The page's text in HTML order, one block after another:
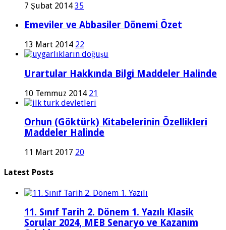
7 Şubat 2014 35
Emeviler ve Abbasiler Dönemi Özet
13 Mart 2014 22
Urartular Hakkında Bilgi Maddeler Halinde
10 Temmuz 2014 21
Orhun (Göktürk) Kitabelerinin Özellikleri
Maddeler Halinde
11 Mart 2017 20
Latest Posts
11. Sınıf Tarih 2. Dönem 1. Yazılı Klasik
Sorular 2024, MEB Senaryo ve Kazanım